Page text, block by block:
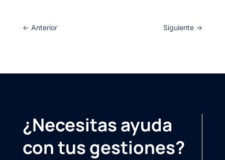
← Anterior Siguiente →
¿Necesitas ayuda
con tus gestiones?